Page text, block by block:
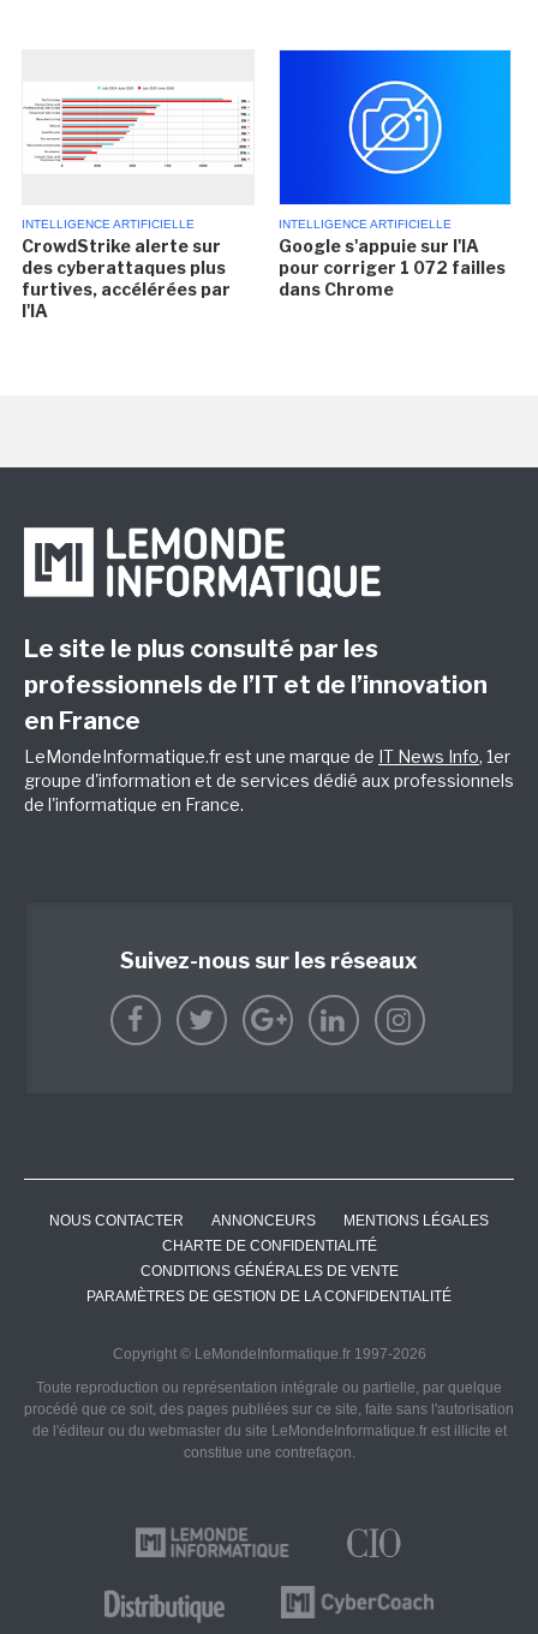
INTELLIGENCE ARTIFICIELLE
CrowdStrike alerte sur
des cyberattaques plus
furtives, accélérées par
l'IA
INTELLIGENCE ARTIFICIELLE
Google s'appuie sur l'IA
pour corriger 1 072 failles
dans Chrome
Le site le plus consulté par les
professionnels de l’IT et de l’innovation
en France
LeMondeInformatique.fr est une marque de IT News Info, 1er
groupe d'information et de services dédié aux professionnels
de l'informatique en France.
Suivez-nous sur les réseaux
NOUS CONTACTER ANNONCEURS
MENTIONS LÉGALES
CHARTE DE CONFIDENTIALITÉ
CONDITIONS GÉNÉRALES DE VENTE
PARAMÈTRES DE GESTION DE LA CONFIDENTIALITÉ
Copyright © LeMondeInformatique.fr 1997-2026
Toute reproduction ou représentation intégrale ou partielle, par quelque
procédé que ce soit, des pages publiées sur ce site, faite sans l'autorisation
de l'éditeur ou du webmaster du site LeMondeInformatique.fr est illicite et
constitue une contrefaçon.